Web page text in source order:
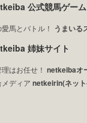
公式競馬ゲーム
馬とバトル！ うまいる
姉妹サイト
はお任せ！ netkeibaオ
ディア netkeirin(ネッ